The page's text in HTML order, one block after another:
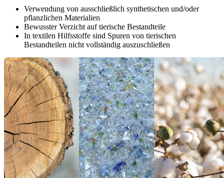
Verwendung von ausschließlich synthetischen und/oder
pflanzlichen Materialien
Bewusster Verzicht auf tierische Bestandteile
In textilen Hilfsstoffe sind Spuren von tierischen
Bestandteilen nicht vollständig auszuschließen